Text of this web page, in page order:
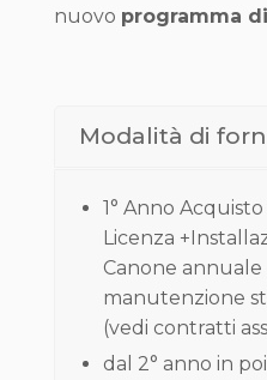
nuovo programma
Modalità di
1° Anno
Licenza
Canone annuale
manutenzione
(vedi contratti
dal 2° anno in